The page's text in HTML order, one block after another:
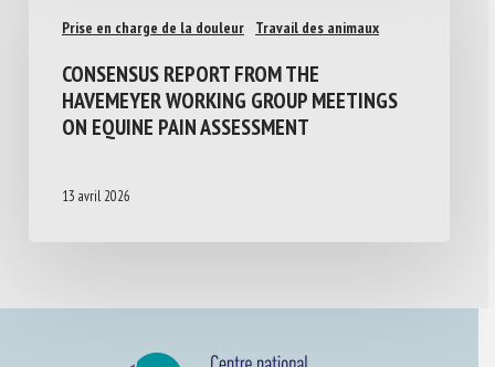
Prise en charge de la douleur Travail des animaux
CONSENSUS REPORT FROM THE
HAVEMEYER WORKING GROUP MEETINGS
ON EQUINE PAIN ASSESSMENT
13 avril 2026